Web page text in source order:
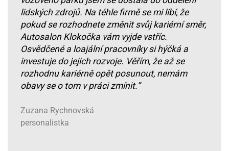
lidských zdrojů. Na téhle firmě se mi líbí, že
pokud se rozhodnete změnit svůj kariérní směr,
Autosalon Klokočka vám vyjde vstříc.
Osvědčené a loajální pracovníky si hýčká a
investuje do jejich rozvoje. Věřím, že až se
rozhodnu kariérně opět posunout, nemám
obavy se o tom v práci zmínit.”
Zuzana Rychnovská
personalistka